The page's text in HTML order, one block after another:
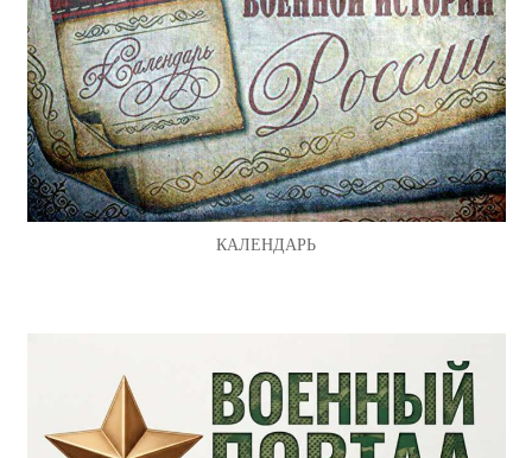
КАЛЕНДАРЬ